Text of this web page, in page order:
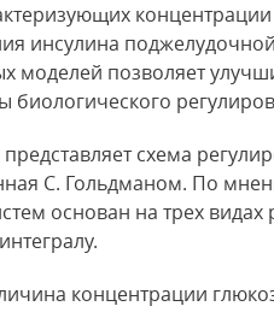
инсулина
моделей позволяет
биологического
схема
С. Гольдманом. По
основан на трех
концентрации